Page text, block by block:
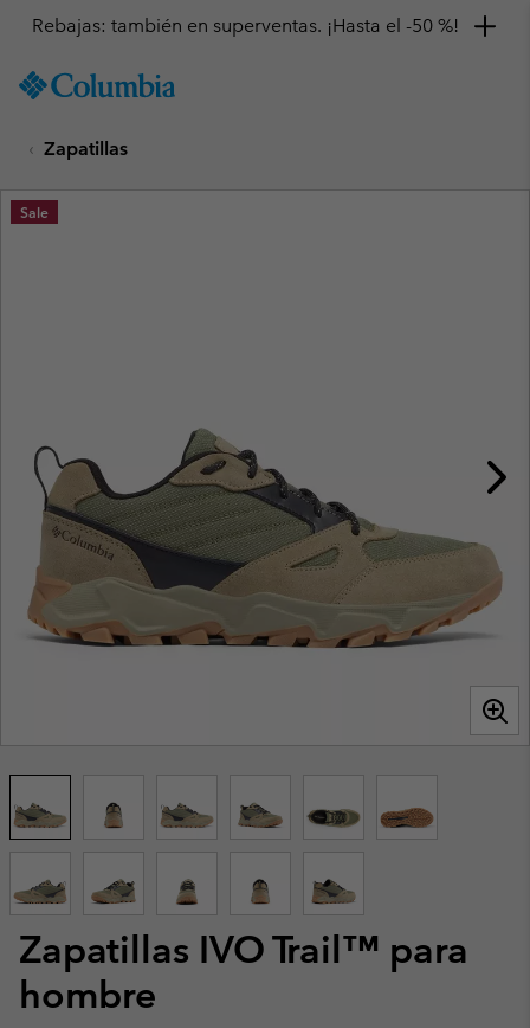
TO
SKIP
MAIN
NAV
Rebajas: también en superventas. ¡Hasta el -50 %!
Zapatillas
Zapatillas IVO Trail™ para
hombre
Sale